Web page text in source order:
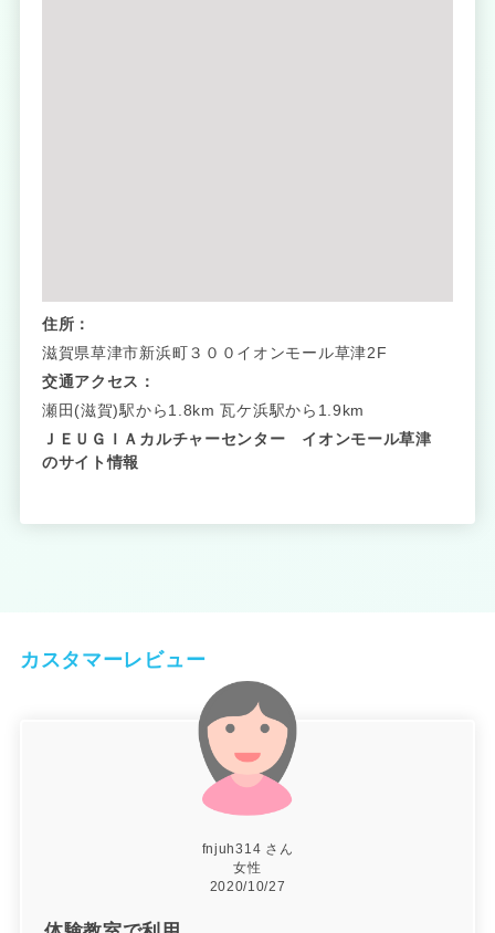
住所：
滋賀県草津市新浜町３００イオンモール草津2F
交通アクセス：
瀬田(滋賀)駅から1.8km 瓦ケ浜駅から1.9km
ＪＥＵＧＩＡカルチャーセンター イオンモール草津
のサイト情報
カスタマーレビュー
fnjuh314 さん
女性
2020/10/27